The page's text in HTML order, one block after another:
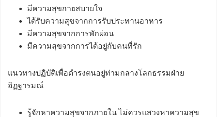
มีความสุขกายสบายใจ
ได้รับความสุขจากการรับประทานอาหาร
มีความสุขจากการพักผ่อน
มีความสุขจากการได้อยู่กับคนที่รัก
แนวทางปฏิบัติเพื่อดำรงตนอยู่ท่ามกลางโลกธรรมฝ่าย
อิฏฐารมณ์
รู้จักหาความสุขจากภายใน ไม่ควรแสวงหาความสุข